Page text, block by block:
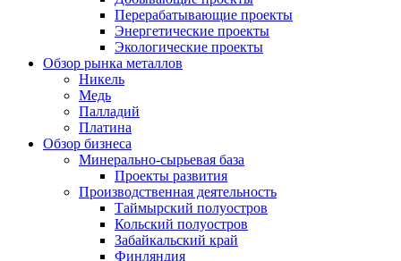
Перерабатывающие проекты
Энергетические проекты
Экологические проекты
Обзор рынка металлов
Никель
Медь
Палладий
Платина
Обзор бизнеса
Минерально-сырьевая база
Проекты развития
Производственная деятельность
Таймырский полуостров
Кольский полуостров
Забайкальский край
Финляндия